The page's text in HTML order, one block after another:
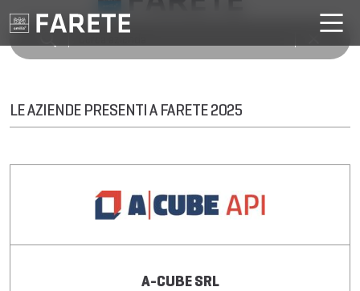
LE AZIENDE PRESENTI A FARETE 2025
A-CUBE SRL